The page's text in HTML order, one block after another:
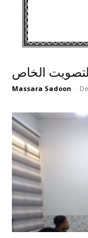
الخاص
Massara Sadoon -